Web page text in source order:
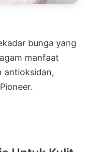
bunga yang
manfaat
antioksidan,